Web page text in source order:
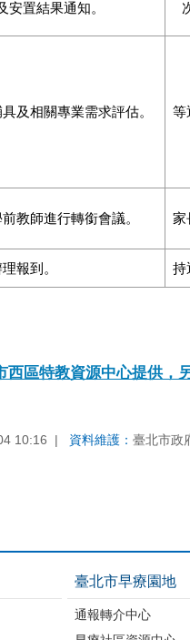
安置結果通知。
及相關專業需求評估。 等
教師進行轉銜會議。 家
報到。 持
區特教資源中心提供，另
10:16 資料維護： 臺北市政
臺北市早療園地
通報轉介中心